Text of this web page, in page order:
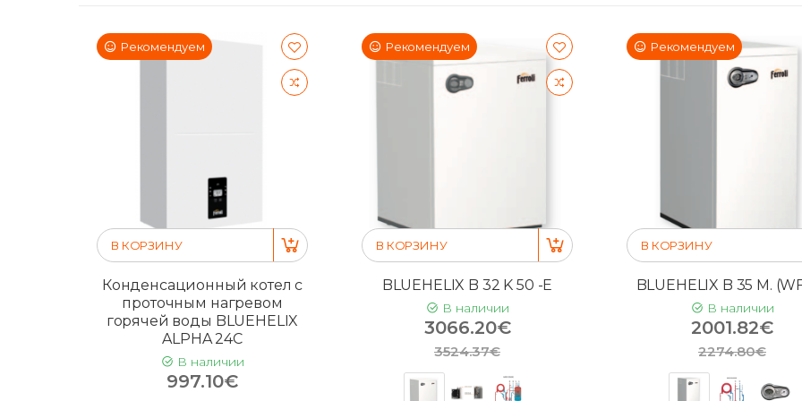
Рекомендуем
В КОРЗИНУ
Конденсационный котел с
проточным нагревом
горячей воды BLUEHELIX
ALPHA 24C
В наличии
997.10€
Рекомендуем
В КОРЗИНУ
BLUEHELIX B 32 K 50 -E
В наличии
3066.20€
3524.37€
Рекомендуем
В КОРЗИНУ
BLUEHELIX B 35 M.
В наличии
2001.82€
2274.80€